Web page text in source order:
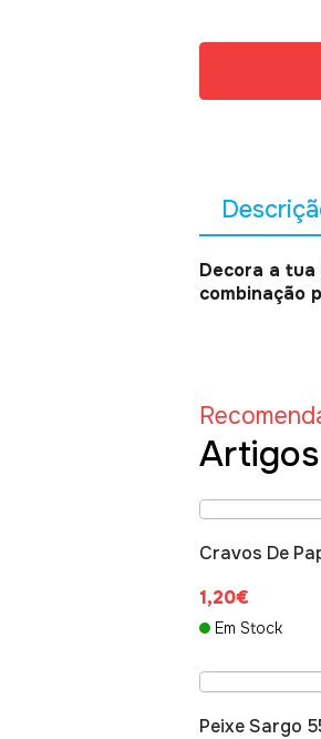
Decora a
combinação
Cravos De
1,20€
Em Stock
Peixe Sargo